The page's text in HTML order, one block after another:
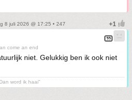
8 juli 2026 @ 17:25 • 247
come an end
niet. Gelukkig ben ik ook niet
word ik haai"